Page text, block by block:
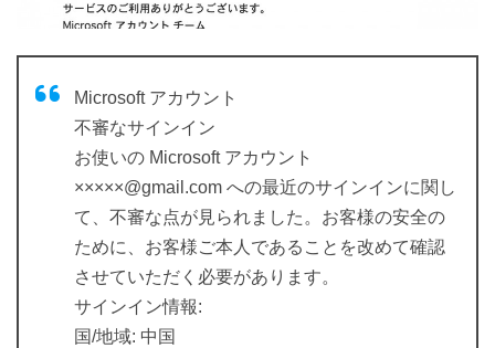
Microsoft アカウント
不審なサインイン
お使いの Microsoft アカウント
×××××@gmail.com への最近のサインインに関し
て、不審な点が見られました。お客様の安全の
ために、お客様ご本人であることを改めて確認
させていただく必要があります。
サインイン情報:
国/地域: 中国